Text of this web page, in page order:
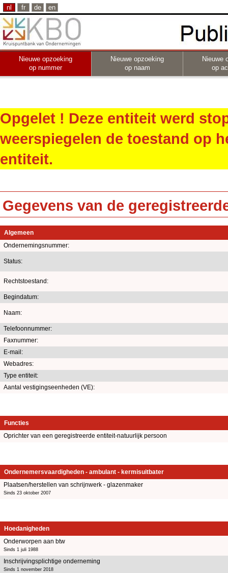
nl fr de en
Nieuwe opzoeking
op nummer
Nieuwe opzoeking
op naam
Nieuwe
op
Opgelet ! Deze entiteit werd
weerspiegelen de toestand op
entiteit.
Gegevens van de
Algemeen
Ondernemingsnummer:
Status:
Rechtstoestand:
Begindatum:
Naam:
Telefoonnummer:
Faxnummer:
E-mail:
Webadres:
Type entiteit:
Aantal vestigingseenheden (VE):
Functies
Oprichter van een geregistreerde entiteit-natuurlijk persoon
Ondernemersvaardigheden - ambulant - kermisuitbater
Plaatsen/herstellen van schrijnwerk - glazenmaker
Sinds 23 oktober 2007
Hoedanigheden
Onderworpen aan btw
Sinds 1 juli 1988
Inschrijvingsplichtige onderneming
Sinds 1 november 2018